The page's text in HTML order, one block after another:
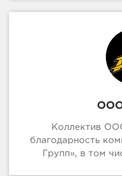
ООО
Коллектив
благодарность
Групп», в том